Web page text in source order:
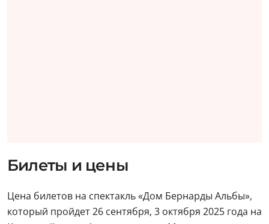
Билеты и цены
Цена билетов на спектакль «Дом Бернарды Альбы»,
который пройдет 26 сентября, 3 октября 2025 года на